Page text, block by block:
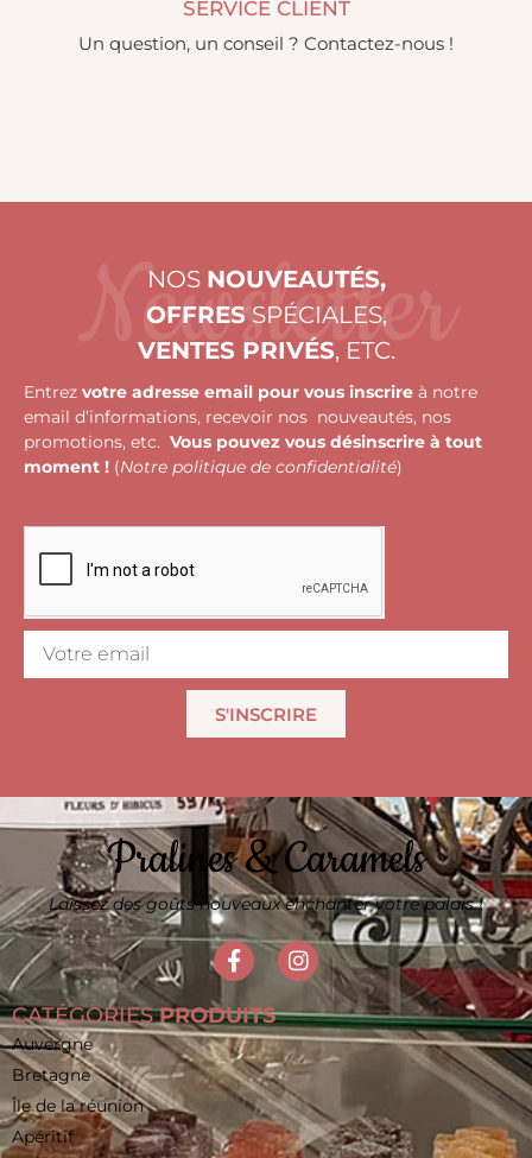
SERVICE CLIENT
Un question, un conseil ? Contactez-nous !
NOS NOUVEAUTÉS,
OFFRESSPÉCIALES,
VENTES PRIVÉS, ETC.
Newsletter
Entrez votre adresse email pour vous inscrire à notre
email d’informations, recevoir nos nouveautés, nos
promotions, etc. Vous pouvez vous désinscrire à tout
moment ! (Notre politique de confidentialité)
S'INSCRIRE
Pralines & Caramels
Laissez des goûts nouveaux enchanter votre palais !
CATÉGORIESPRODUITS
Auvergne
Bretagne
Île de la réunion
Apéritif